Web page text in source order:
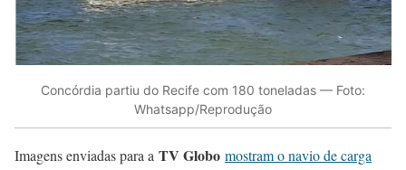
Concórdia partiu do Recife com 180 toneladas — Foto:
Whatsapp/Reprodução
Imagens enviadas para a TV Globo mostram o navio de carga